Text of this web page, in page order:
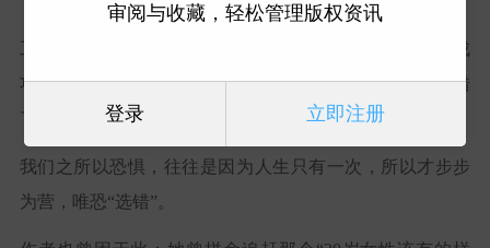
工作、爱情、育儿、社交……当无数种声音在耳边定义“成
功”时， 那些让你反复犹豫、深夜自省的瞬间，绝非你走错
了路， 而是你在试图
长出自己的骨骼。
我们之所以恐惧，往往是因为人生只有一次，所以才步步
为营，唯恐“选错”。
审阅与收藏，轻松管理版权资讯
登录 立即注册